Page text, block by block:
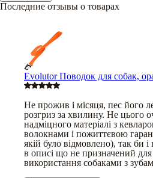
Последние отзывы о товарах
Evolutor Поводок для собак,
Не прожив і місяця, пес його
розгриз за хвилину. Не цього
надміцного матеріалі з
волокнами і пожиттєвою
якій було відмовлено), так би і
в описі що не призначений для
використання собаками з